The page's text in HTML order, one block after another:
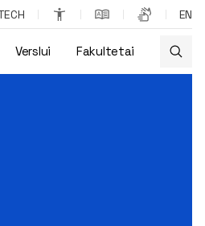
EN
Verslui Fakultetai